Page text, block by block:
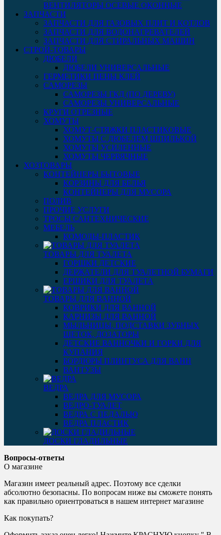
ВЕНТИЛЯТОРЫ ОСЕВЫЕ ОКОННЫЕ
ЗАПЧАСТИ
ЗАПЧАСТИ ДЛЯ ГАЗОВЫХ ПЛИТ И КОТЛОВ
ЗАПЧАСТИ ДЛЯ ВОДОНАГРЕВАТЕЛЕЙ
ЗАПЧАСТИ ДЛЯ СТИРАЛЬНЫХ МАШИН
СТРОЙ-ТОВАРЫ
ДЮБЕЛИ
ДЮБЕЛИ УНИВЕРСАЛЬНЫЕ
ГЕРМЕТИКИ ПЕНЫ КЛЕЙ
САМОРЕЗЫ
САМОРЕЗЫ ГКД (ПО ДЕРЕВУ)
САМОРЕЗЫ УНИВЕРСАЛЬНЫЕ
КРУГИ ОТРЕЗНЫЕ
ХОМУТЫ
ХОМУТ-СТЯЖКИ ПЛАСТИКОВЫЕ
ХОМУТЫ С ДЮБЕЛЕМ ШПИЛЬКОЙ
ХОМУТЫ УСИЛЕННЫЕ
ХОМУТЫ ЧЕРВЯЧНЫЕ
ХОЗТОВАРЫ
КОНТЕЙНЕРЫ БЫТОВЫЕ
КОРЗИНЫ ДЛЯ БЕЛЬЯ
КОНТЕЙНЕРЫ ДЛЯ МУСОРА
ПОЛИВ
ПРОЧИЕ УСЛУГИ
ТРОСЫ САНТЕХНИЧЕСКИЕ
МЕБЕЛЬ
КОМОДЫ-ПЛАСТИК
ТОВАРЫ ДЛЯ ТУАЛЕТА
ГОРШКИ ДЕТСКИЕ
ДЕРЖАТЕЛИ ДЛЯ ТУАЛЕТНОЙ БУМАГИ
ЕРШИКИ ДЛЯ ТУАЛЕТА
ТОВАРЫ ДЛЯ ВАННОЙ
КОВРИКИ ДЛЯ ВАННОЙ
КАРНИЗЫ ДЛЯ ВАННОЙ
МЫЛЬНИЦЫ, ПОДСТАВКИ ЗУБНЫХ
ЩЕТОК, ДОЗАТОРЫ
ДЕТСКИЕ ВАННОЧКИ И ГОРКИ ДЛЯ
КУПАНИЯ
БОРДЮРЫ ПЛИНТУСА ДЛЯ ВАНН
ВАНТУЗЫ
ВЕДРА
ВЕДРА ДЛЯ МУСОРА
ВЕДРО-ТУАЛЕТ
ВЕДРА С ПЕДАЛЬЮ
ВЕДРА ПЛАСТИК
ДОСКИ ГЛАДИЛЬНЫЕ
Вопросы-ответы
О магазине
Магазин имеет реальный адрес. Поэтому все сделки
абсолютно безопасны. По вопросам ниже вы сможете понять
как правильно ориентроваться в нашем интернет магазине
Как покупать?